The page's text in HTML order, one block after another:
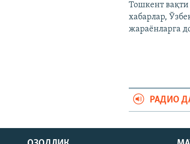
Тошкент
хабарлар,
жараëнларга
РАДИО